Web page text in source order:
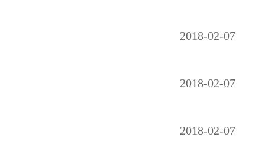
2018-02-07
2018-02-07
2018-02-07